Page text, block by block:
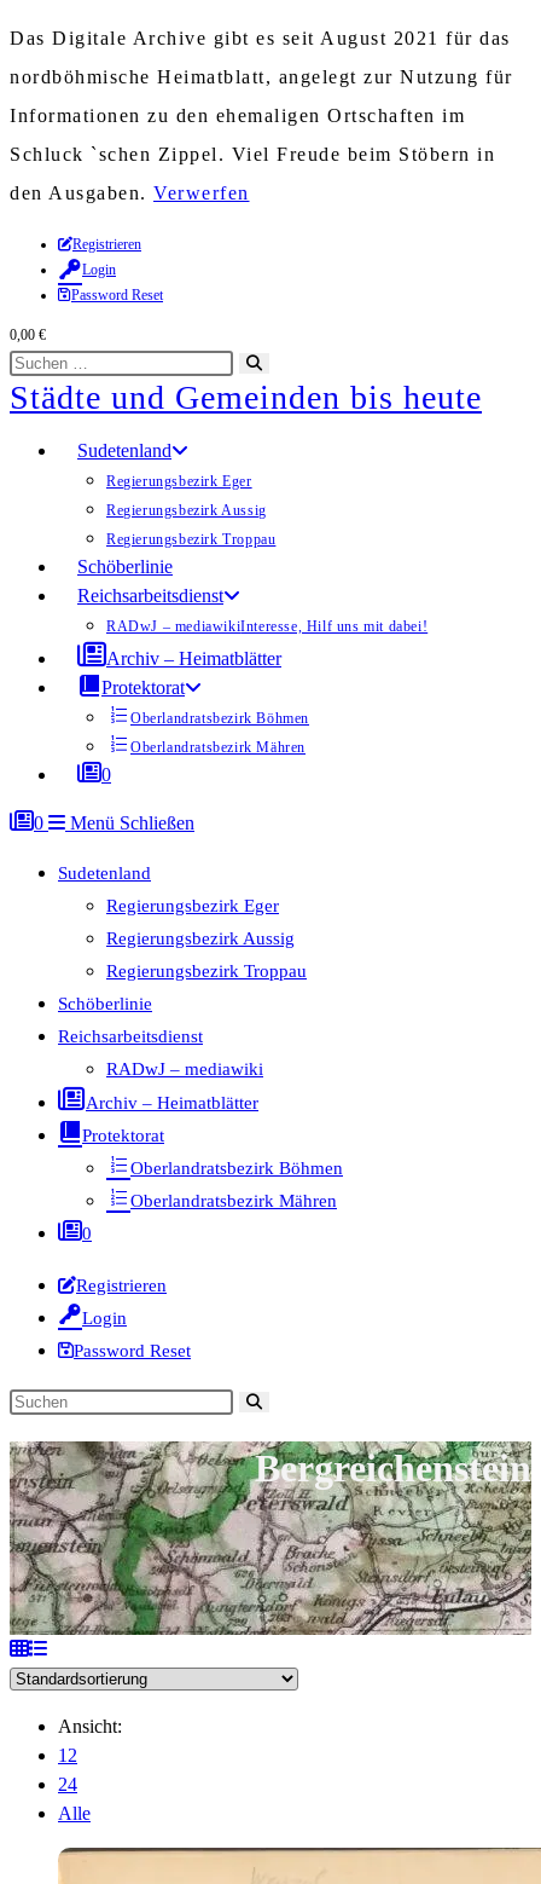
Das Digitale Archive gibt es seit August 2021 für das
nordböhmische Heimatblatt, angelegt zur Nutzung für
Informationen zu den ehemaligen Ortschaften im
Schluck `schen Zippel. Viel Freude beim Stöbern in
den Ausgaben. Verwerfen
Zum
Inhalt
springen
Registrieren
Login
Password Reset
0,00 €
Diese
Website
durchsuchen
starten
Städte und Gemeinden bis heute
Sudetenland
Regierungsbezirk Eger
Regierungsbezirk Aussig
Regierungsbezirk Troppau
Schöberlinie
Reichsarbeitsdienst
RADwJ – mediawikiInteresse, Hilf uns mit dabei!
Archiv – Heimatblätter
Protektorat
Oberlandratsbezirk Böhmen
Oberlandratsbezirk Mähren
0
0 Menü Schließen
Sudetenland
Regierungsbezirk Eger
Regierungsbezirk Aussig
Regierungsbezirk Troppau
Schöberlinie
Reichsarbeitsdienst
RADwJ – mediawiki
Archiv – Heimatblätter
Protektorat
Oberlandratsbezirk Böhmen
Oberlandratsbezirk Mähren
0
Registrieren
Login
Password Reset
Diese
durchsuchen
Bergreichenstein
Ansicht:
12
24
Alle